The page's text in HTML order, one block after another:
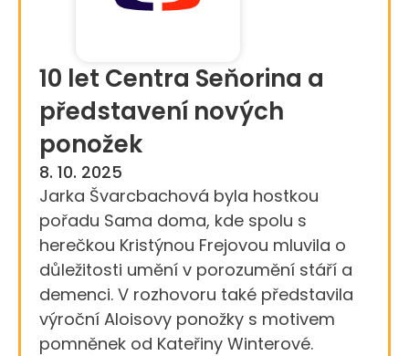
10 let Centra Seňorina a
představení nových
ponožek
8. 10. 2025
Jarka Švarcbachová byla hostkou
pořadu Sama doma, kde spolu s
herečkou Kristýnou Frejovou mluvila o
důležitosti umění v porozumění stáří a
demenci. V rozhovoru také představila
výroční Aloisovy ponožky s motivem
pomněnek od Kateřiny Winterové.